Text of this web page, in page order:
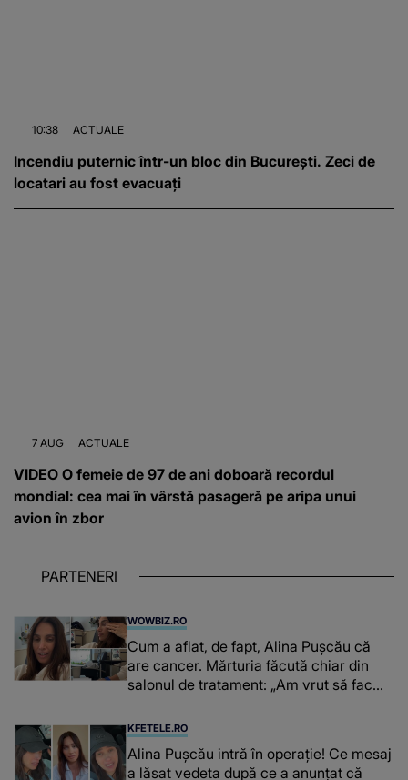
10:38 ACTUALE
Incendiu puternic într-un bloc din București. Zeci de
locatari au fost evacuați
7 AUG ACTUALE
VIDEO O femeie de 97 de ani doboară recordul
mondial: cea mai în vârstă pasageră pe aripa unui
avion în zbor
PARTENERI
WOWBIZ.RO
Cum a aflat, de fapt, Alina Pușcău că
are cancer. Mărturia făcută chiar din
salonul de tratament: „Am vrut să fac
înțepe sânul”
KFETELE.RO
Alina Pușcău intră în operație! Ce mesaj
a lăsat vedeta după ce a anunțat că